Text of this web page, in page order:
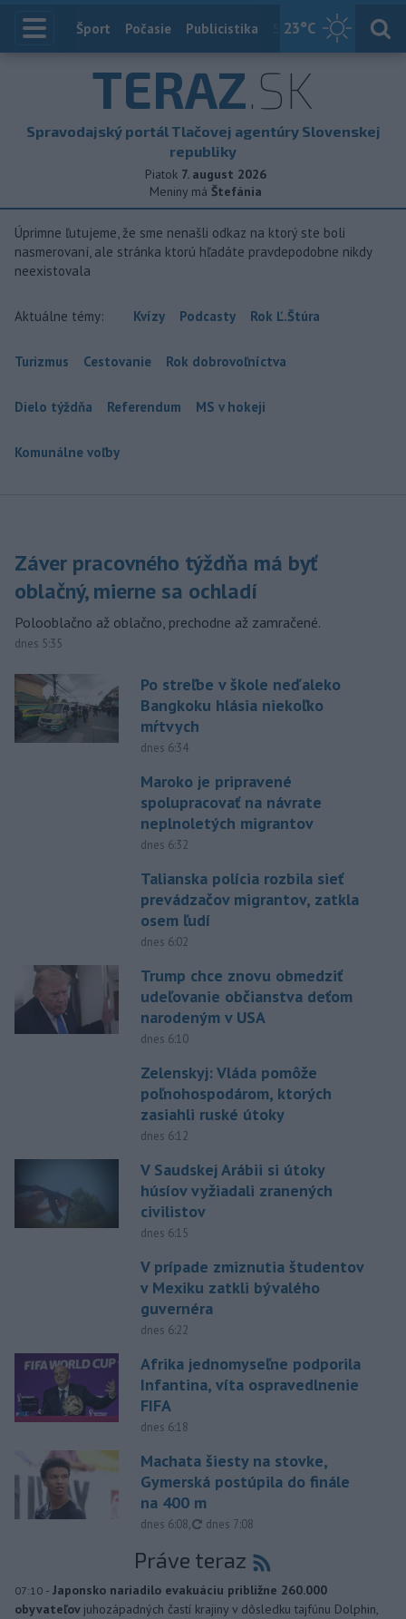
23°C
Index
Šport Počasie Publicistika Slovensko
TERAZ.SK
Spravodajský portál Tlačovej agentúry Slovenskej
republiky
Piatok 7. august 2026
Meniny má Štefánia
Úprimne ľutujeme, že sme nenašli odkaz na ktorý ste boli
nasmerovaní, ale stránka ktorú hľadáte pravdepodobne nikdy
neexistovala
Aktuálne témy: Kvízy Podcasty Rok Ľ.Štúra
Turizmus Cestovanie Rok dobrovoľníctva
Dielo týždňa Referendum MS v hokeji
Komunálne voľby
Záver pracovného týždňa má byť
oblačný, mierne sa ochladí
Polooblačno až oblačno, prechodne až zamračené.
dnes 5:35
Po streľbe v škole neďaleko
Bangkoku hlásia niekoľko
mŕtvych
dnes 6:34
Maroko je pripravené
spolupracovať na návrate
neplnoletých migrantov
dnes 6:32
Talianska polícia rozbila sieť
prevádzačov migrantov, zatkla
osem ľudí
dnes 6:02
Trump chce znovu obmedziť
udeľovanie občianstva deťom
narodeným v USA
dnes 6:10
Zelenskyj: Vláda pomôže
poľnohospodárom, ktorých
zasiahli ruské útoky
dnes 6:12
V Saudskej Arábii si útoky
húsíov vyžiadali zranených
civilistov
dnes 6:15
V prípade zmiznutia študentov
v Mexiku zatkli bývalého
guvernéra
dnes 6:22
Afrika jednomyseľne podporila
Infantina, víta ospravedlnenie
FIFA
dnes 6:18
Machata šiesty na stovke,
Gymerská postúpila do finále
na 400 m
dnes 6:08, aktualizované
dnes 7:08
Práve teraz
07:10 - Japonsko nariadilo evakuáciu približne 260.000
obyvateľov juhozápadných častí krajiny v dôsledku tajfúnu Dolphin,